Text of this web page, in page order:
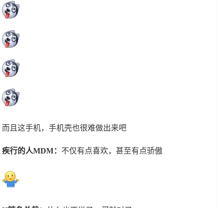
而且这手机，手机壳也很难做出来吧
疾行的人MDM： 不仅有点喜欢，甚至有点骄傲